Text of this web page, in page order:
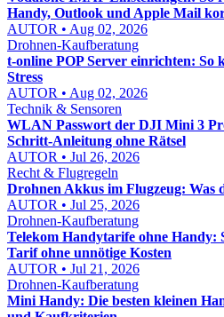
Handy, Outlook und Apple Mail
AUTOR • Aug 02, 2026
Drohnen-Kaufberatung
t-online POP Server einrichten:
Stress
AUTOR • Aug 02, 2026
Technik & Sensoren
WLAN Passwort der DJI Mini 3
Schritt-Anleitung ohne Rätsel
AUTOR • Jul 26, 2026
Recht & Flugregeln
Drohnen Akkus im Flugzeug: Was
AUTOR • Jul 25, 2026
Drohnen-Kaufberatung
Telekom Handytarife ohne Handy:
Tarif ohne unnötige Kosten
AUTOR • Jul 21, 2026
Drohnen-Kaufberatung
Mini Handy: Die besten kleinen